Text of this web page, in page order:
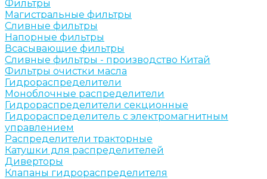
Фильтры
Магистральные фильтры
Сливные фильтры
Напорные фильтры
Всасывающие фильтры
Сливные фильтры - производство Китай
Фильтры очистки масла
Гидрораспределители
Моноблочные распределители
Гидрораспределители секционные
Гидрораспределитель с электромагнитным
управлением
Распределители тракторные
Катушки для распределителей
Диверторы
Клапаны гидрораспределителя